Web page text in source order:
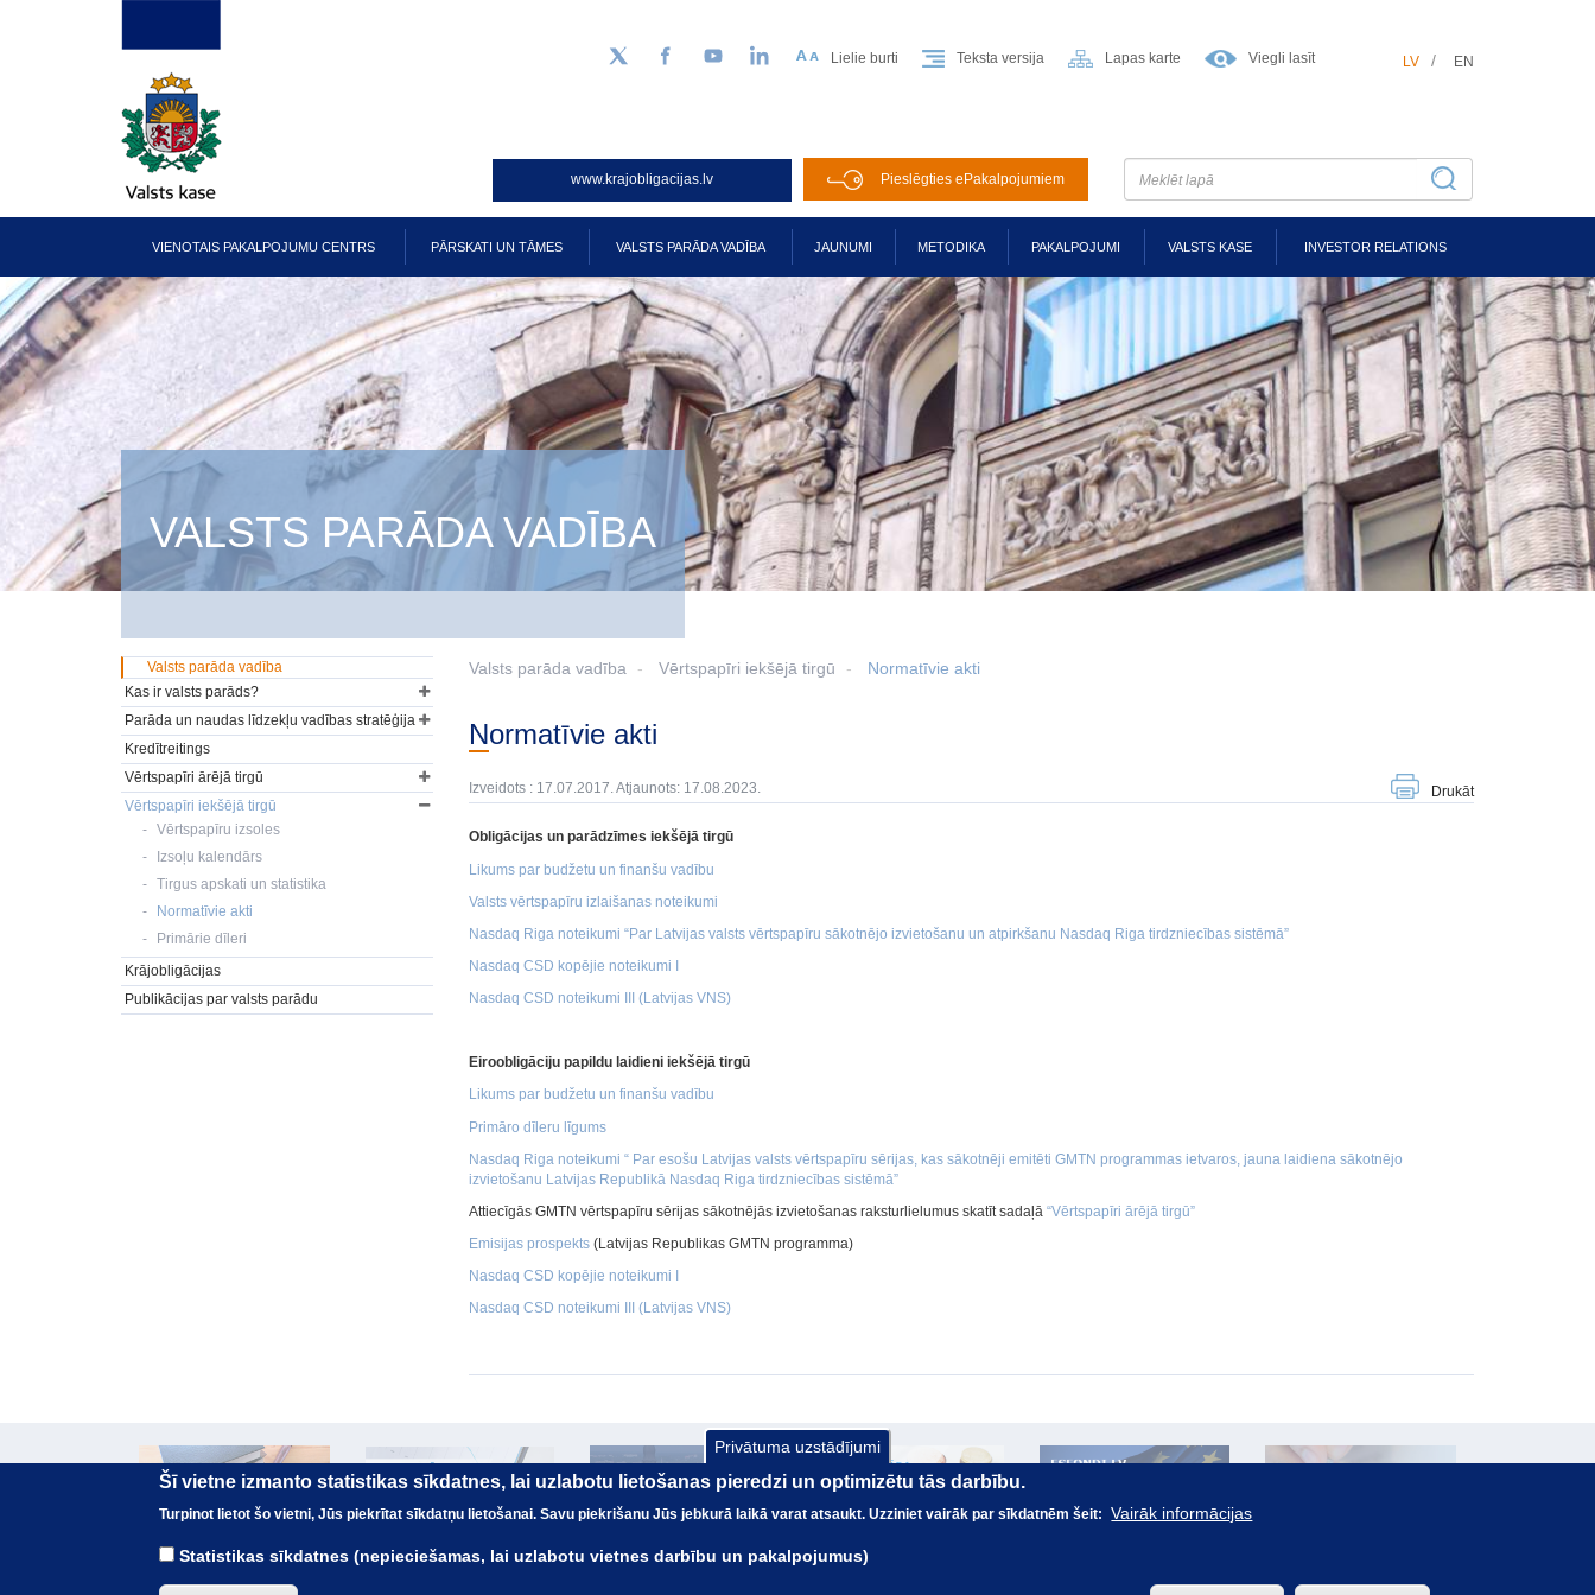
Sekojiet mums Twitter
FacebookYouTubeLinkedIn Lielie burti Teksta versija Lapas karte Viegli lasīt LV EN
www.krajobligacijas.lv Pieslēgties ePakalpojumiem
Galvenā
izvēlne
VIENOTAIS PAKALPOJUMU CENTRS PĀRSKATI UN TĀMES VALSTS PARĀDA VADĪBA JAUNUMI METODIKA PAKALPOJUMI VALSTS KASE INVESTOR RELATIONS
VALSTS PARĀDA VADĪBA
Valsts parāda vadība Vērtspapīri iekšējā tirgū Normatīvie akti
Normatīvie akti
Izveidots : 17.07.2017. Atjaunots: 17.08.2023. Drukāt
Obligācijas un parādzīmes iekšējā tirgū
Likums par budžetu un finanšu vadību
Valsts vērtspapīru izlaišanas noteikumi
Nasdaq Riga noteikumi “Par Latvijas valsts vērtspapīru sākotnējo izvietošanu un atpirkšanu Nasdaq Riga tirdzniecības sistēmā”
Nasdaq CSD kopējie noteikumi I
Nasdaq CSD noteikumi III (Latvijas VNS)
Eiroobligāciju papildu laidieni iekšējā tirgū
Likums par budžetu un finanšu vadību
Primāro dīleru līgums
Nasdaq Riga noteikumi “ Par esošu Latvijas valsts vērtspapīru sērijas, kas sākotnēji emitēti GMTN programmas ietvaros, jauna laidiena sākotnējo
izvietošanu Latvijas Republikā Nasdaq Riga tirdzniecības sistēmā”
Attiecīgās GMTN vērtspapīru sērijas sākotnējās izvietošanas raksturlielumus skatīt sadaļā “Vērtspapīri ārējā tirgū”
Emisijas prospekts (Latvijas Republikas GMTN programma)
Nasdaq CSD kopējie noteikumi I
Nasdaq CSD noteikumi III (Latvijas VNS)
Valsts parāda vadība
Kas ir valsts parāds?
Parāda un naudas līdzekļu vadības stratēģija
Kredītreitings
Vērtspapīri ārējā tirgū
Vērtspapīri iekšējā tirgū
Vērtspapīru izsoles
Izsoļu kalendārs
Tirgus apskati un statistika
Normatīvie akti
Primārie dīleri
Krājobligācijas
Publikācijas par valsts parādu
Privātuma uzstādījumi
Šī vietne izmanto statistikas sīkdatnes, lai uzlabotu lietošanas pieredzi un optimizētu tās darbību.
Turpinot lietot šo vietni, Jūs piekrītat sīkdatņu lietošanai. Savu piekrišanu Jūs jebkurā laikā varat atsaukt. Uzziniet vairāk par sīkdatnēm šeit: Vairāk informācijas
Statistikas sīkdatnes (nepieciešamas, lai uzlabotu vietnes darbību un pakalpojumus)